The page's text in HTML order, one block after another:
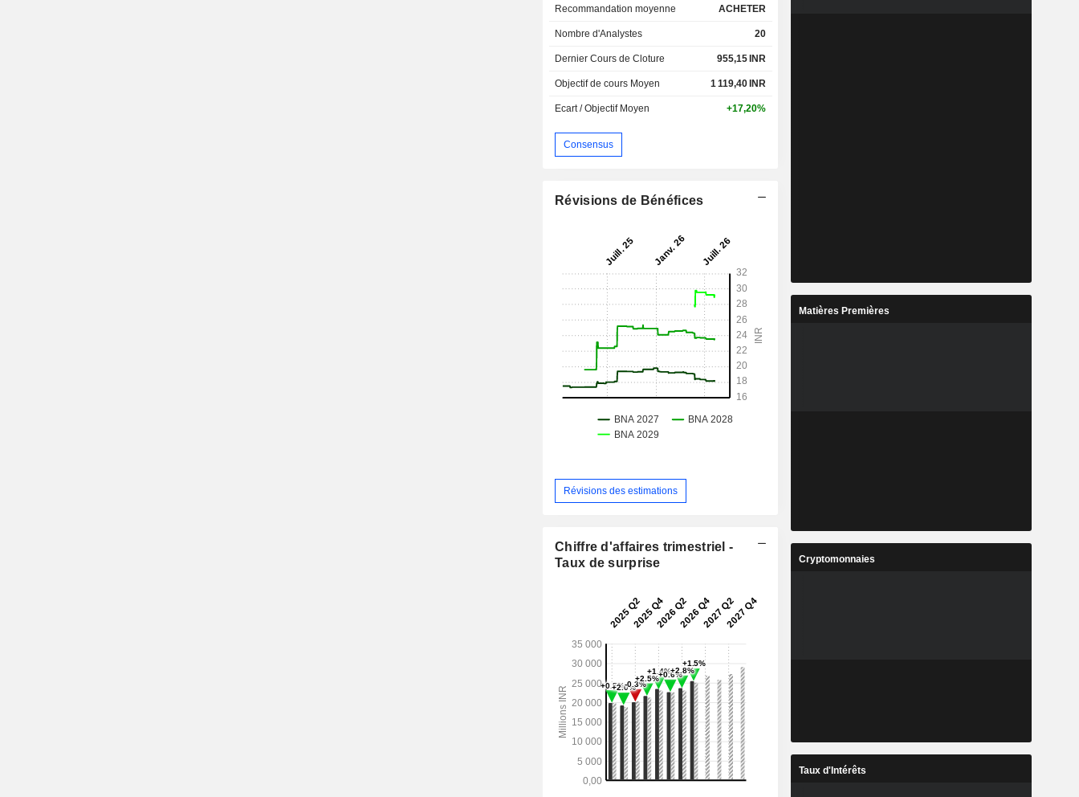
Recommandation moyenne ACHETER
Nombre d'Analystes 20
Dernier Cours de Cloture 955,15 INR
Objectif de cours Moyen 1 119,40 INR
Ecart / Objectif Moyen +17,20%
Consensus
Révisions de Bénéfices
Révisions des estimations
Chiffre d'affaires trimestriel -
Taux de surprise
Matières Premières
Cryptomonnaies
Taux d'Intérêts